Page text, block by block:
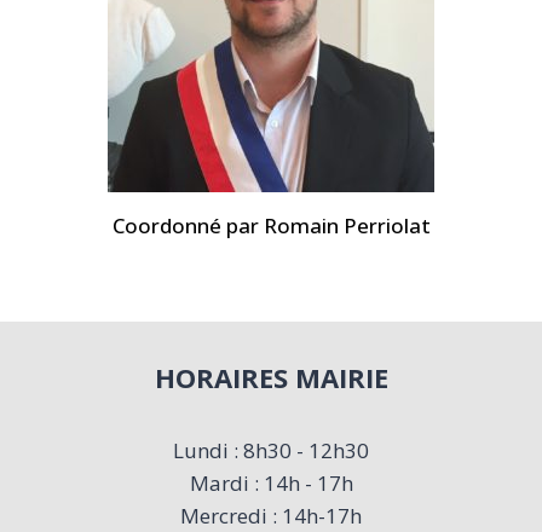
Coordonné par Romain Perriolat
HORAIRES MAIRIE
Lundi : 8h30 - 12h30
Mardi : 14h - 17h
Mercredi : 14h-17h